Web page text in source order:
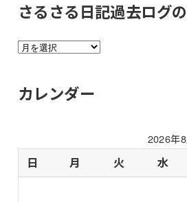
さるさる日記過去ログ
さ
る
過
去
ロ
カレンダー
2026年
日 月 火 水